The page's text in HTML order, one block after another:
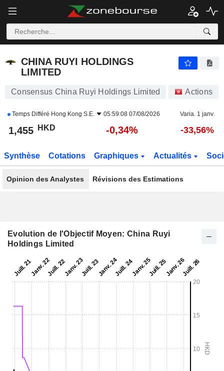
CHINA RUYI HOLDINGS
LIMITED
Consensus China Ruyi Holdings Limited Actions
Temps Différé Hong Kong S.E. 05:59:08 07/08/2026 Varia. 1 janv.
1,455 HKD -0,34% -33,56%
Synthèse Cotations Graphiques Actualités
Opinion des Analystes Révisions des Estimations
Evolution de l'Objectif Moyen: China Ruyi
Holdings Limited